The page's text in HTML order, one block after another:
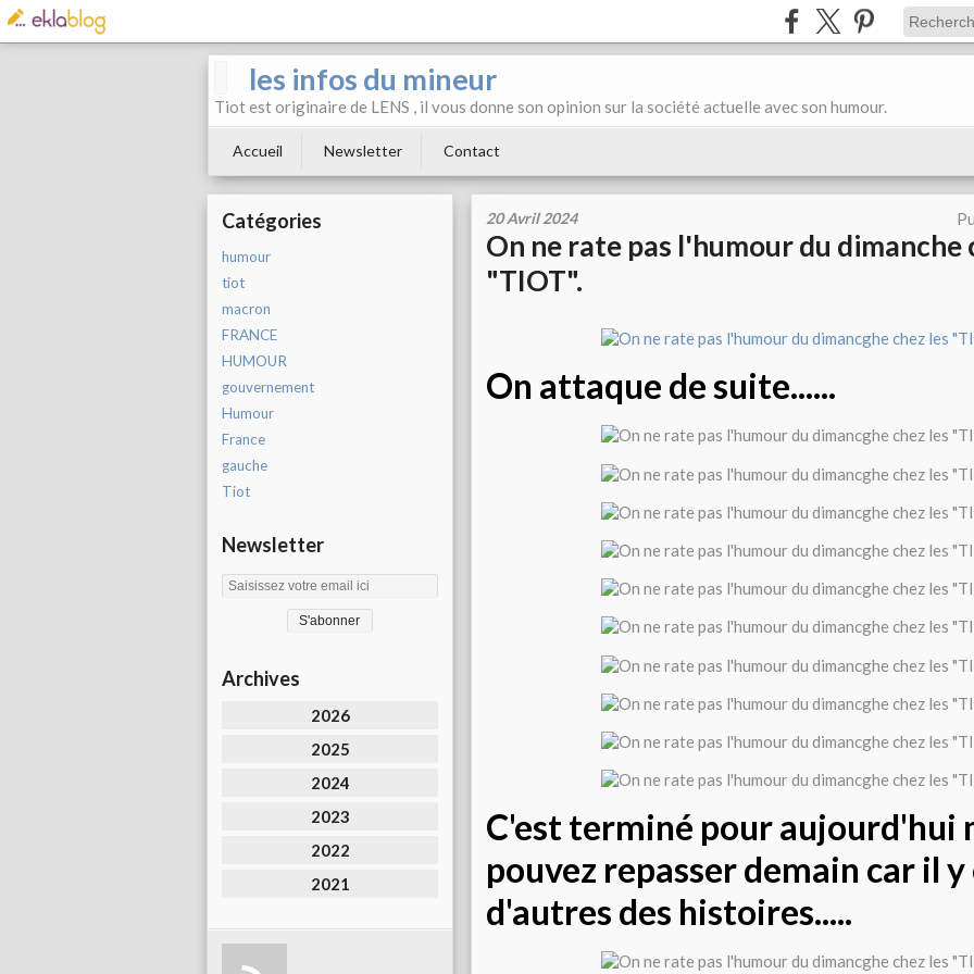
les infos du mineur
Tiot est originaire de LENS , il vous donne son opinion sur la société actuelle avec son humour.
Accueil Newsletter Contact
Catégories
humour
tiot
macron
FRANCE
HUMOUR
gouvernement
Humour
France
gauche
Tiot
Newsletter
Archives
2026
2025
2024
2023
2022
2021
20 Avril 2024
On ne rate pas l'humour du dimanche
"TIOT".
On attaque de suite......
C'est terminé pour aujourd'hui
pouvez repasser demain car il y
d'autres des histoires.....